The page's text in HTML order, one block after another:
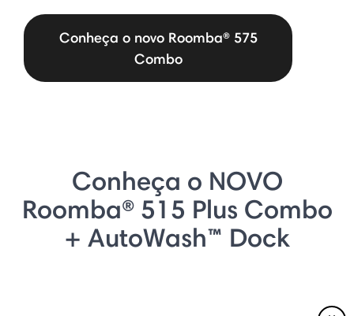
Conheça o novo Roomba® 575
Combo
Conheça o NOVO
Roomba® 515 Plus Combo
+ AutoWash™ Dock